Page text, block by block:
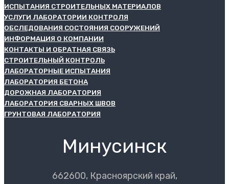
ИСПЫТАНИЯ СТРОИТЕЛЬНЫХ МАТЕРИАЛОВ
УСЛУГИ ЛАБОРАТОРИИ КОНТРОЛЯ
ОБСЛЕДОВАНИЯ СОСТОЯНИЯ СООРУЖЕНИЙ
ИНФОРМАЦИЯ О КОМПАНИИ
КОНТАКТЫ И ОБРАТНАЯ СВЯЗЬ
СТРОИТЕЛЬНЫЙ КОНТРОЛЬ
ЛАБОРАТОРНЫЕ ИСПЫТАНИЯ
ЛАБОРАТОРИЯ БЕТОНА
ДОРОЖНАЯ ЛАБОРАТОРИЯ
ЛАБОРАТОРИЯ СВАРНЫХ ШВОВ
ГРУНТОВАЯ ЛАБОРАТОРИЯ
Минусинск
662600, Красноярский край,